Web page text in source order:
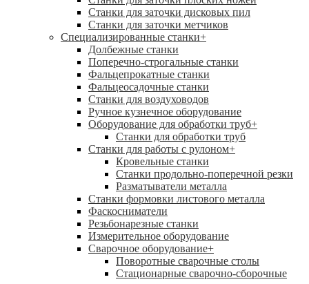
Станки для заточки дисковых пил
Станки для заточки метчиков
Специализированные станки+
Долбежные станки
Поперечно-строгальные станки
Фальцепрокатные станки
Фальцеосадочные станки
Станки для воздуховодов
Ручное кузнечное оборудование
Оборудование для обработки труб+
Станки для обработки труб
Станки для работы с рулоном+
Кровельные станки
Станки продольно-поперечной резки
Разматыватели металла
Станки формовки листового металла
Фаскосниматели
Резьбонарезные станки
Измерительное оборудование
Сварочное оборудование+
Поворотные сварочные столы
Стационарные сварочно-сборочные